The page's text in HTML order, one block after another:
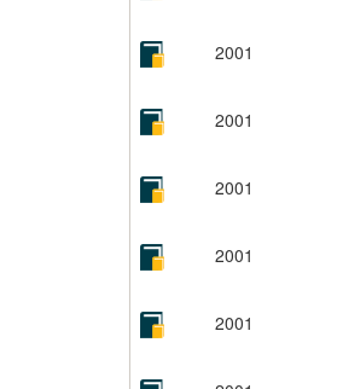
2001
2001
2001
2001
2001